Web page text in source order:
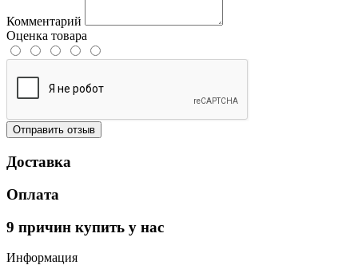
Комментарий
Оценка товара
Отправить отзыв
Доставка
Оплата
9 причин купить у нас
Информация